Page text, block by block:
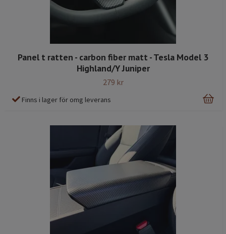
Panel t ratten - carbon fiber matt - Tesla Model 3
Highland/Y Juniper
279 kr
Finns i lager för omg leverans